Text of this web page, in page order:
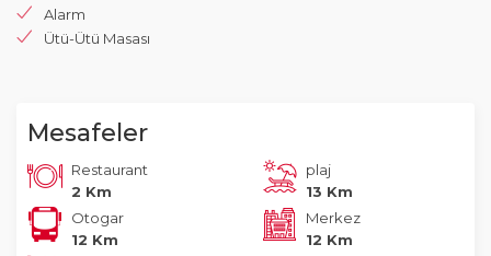
Alarm
Ütü-Ütü Masası
Mesafeler
Restaurant
2 Km
plaj
13 Km
Otogar
12 Km
Merkez
12 Km